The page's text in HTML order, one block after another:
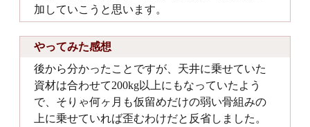
加していこうと思います。
やってみた感想
後から分かったことですが、天井に乗せていた
資材は合わせて200kg以上にもなっていたよう
で、そりゃ何ヶ月も仮留めだけの弱い骨組みの
上に乗せていれば歪むわけだと反省しました。